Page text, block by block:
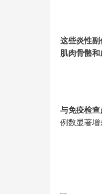
这些炎性副
肌肉骨骼和
与免疫检查
例数显著增